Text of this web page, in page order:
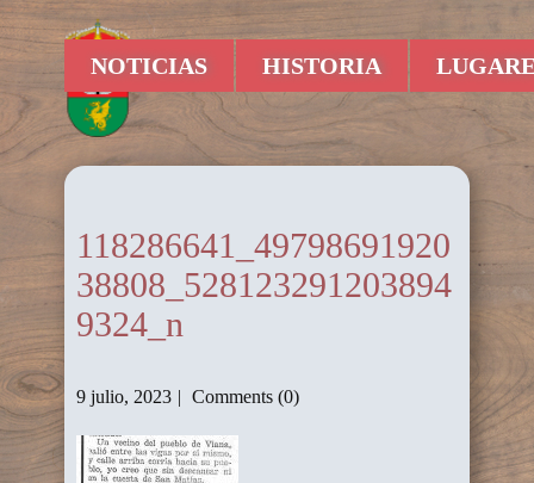
NOTICIAS HISTORIA
118286641_49798691920
38808_528123291203894
9324_n
9 julio, 2023 Comments (0)